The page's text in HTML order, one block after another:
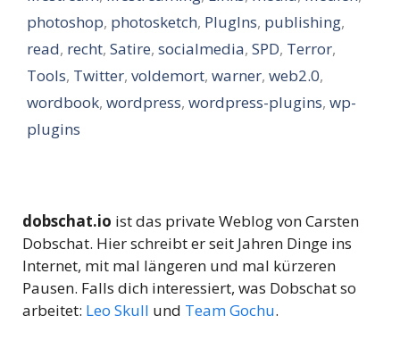
photoshop, photosketch, PlugIns, publishing,
read, recht, Satire, socialmedia, SPD, Terror,
Tools, Twitter, voldemort, warner, web2.0,
wordbook, wordpress, wordpress-plugins, wp-
plugins
dobschat.io ist das private Weblog von Carsten
Dobschat. Hier schreibt er seit Jahren Dinge ins
Internet, mit mal längeren und mal kürzeren
Pausen. Falls dich interessiert, was Dobschat so
arbeitet: Leo Skull und Team Gochu.